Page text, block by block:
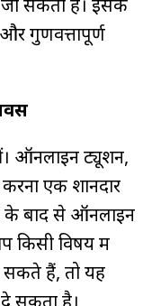
गुणवत्तापूर्ण
ऑनलाइन ट्यूशन,
एक शानदार
के बाद से ऑनलाइन
किसी विषय में
सकते हैं, तो यह
सकता है।